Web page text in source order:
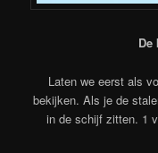
De
Laten we eerst als
bekijken. Als je de
in de schijf zitten. 1